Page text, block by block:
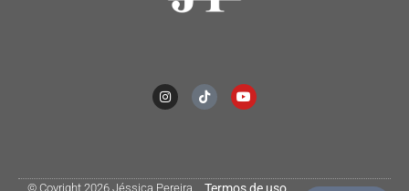
© Coyright 2026 Jéssica Pereira.